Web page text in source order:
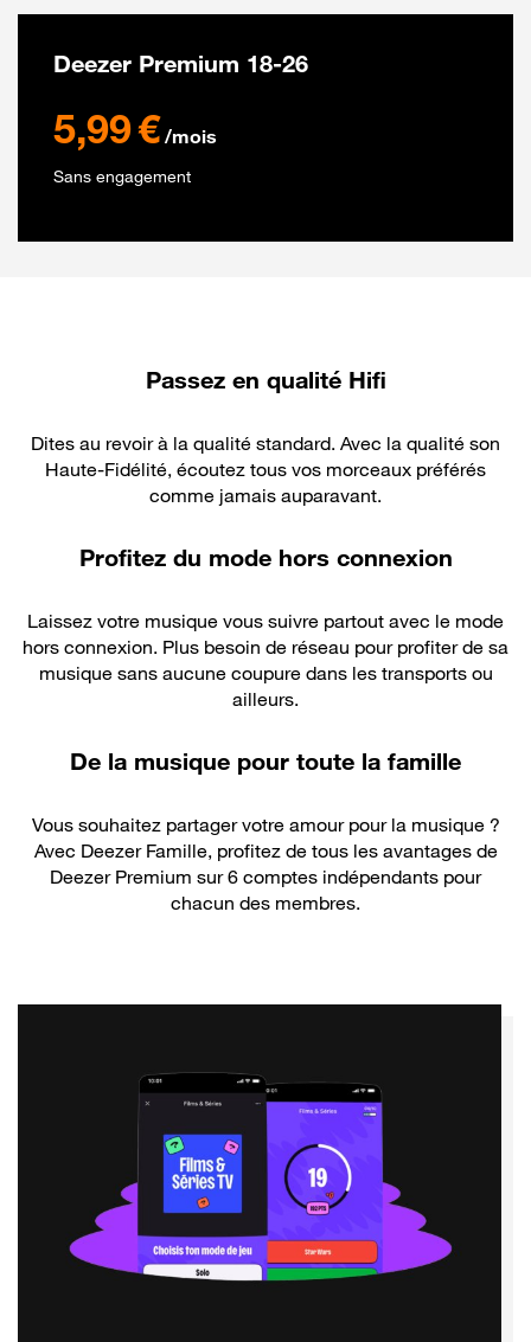
Deezer Premium 18-26
5,99 € /mois
Sans engagement
Passez en qualité Hifi
Dites au revoir à la qualité standard. Avec la qualité son
Haute-Fidélité, écoutez tous vos morceaux préférés
comme jamais auparavant.
Profitez du mode hors connexion
Laissez votre musique vous suivre partout avec le mode
hors connexion. Plus besoin de réseau pour profiter de sa
musique sans aucune coupure dans les transports ou
ailleurs.
De la musique pour toute la famille
Vous souhaitez partager votre amour pour la musique ?
Avec Deezer Famille, profitez de tous les avantages de
Deezer Premium sur 6 comptes indépendants pour
chacun des membres.